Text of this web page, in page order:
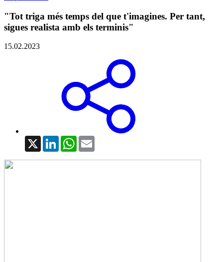
"Tot triga més temps del que t'imagines. Per tant,
sigues realista amb els terminis"
15.02.2023
X LinkedInWhatsApp